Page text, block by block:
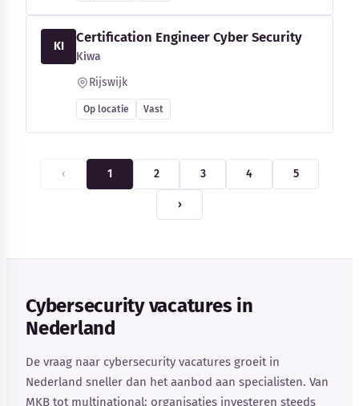
KI
Certification Engineer Cyber Security
Kiwa
Rijswijk
Op locatie Vast
‹ 1 2 3 4 5
›
Cybersecurity vacatures in
Nederland
De vraag naar cybersecurity vacatures groeit in
Nederland sneller dan het aanbod aan specialisten. Van
MKB tot multinational: organisaties investeren steeds